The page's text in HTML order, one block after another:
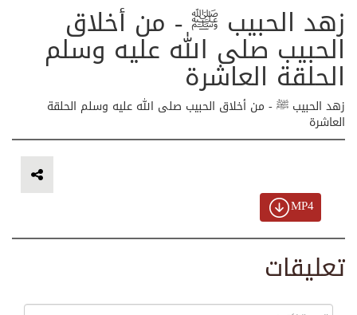
زهد الحبيب ﷺ - من أخلاق
الحبيب صلى الله عليه وسلم
الحلقة العاشرة
زهد الحبيب ﷺ - من أخلاق الحبيب صلى الله عليه وسلم الحلقة
العاشرة
MP4
تعليقات